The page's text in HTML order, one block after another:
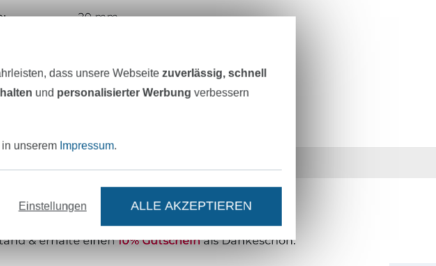
20 mm
42752
Kontaktdaten
AUF DEM NEUESTEN STAND SEIN?
& erhalte einen10% Gutscheinals Dankeschön.
dass unsere Webseite zuverlässig, schnell
und personalisierter Werbung verbessern
unserem Impressum.
Einstellungen ALLE AKZEPTIEREN